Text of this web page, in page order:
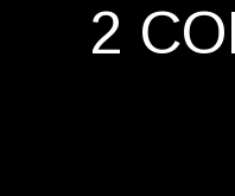
2